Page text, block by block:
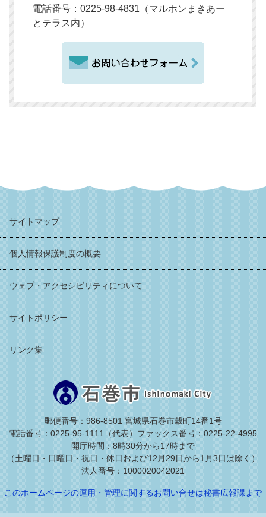
電話番号：0225-98-4831（マルホンまきあー
とテラス内）
サイトマップ
個人情報保護制度の概要
ウェブ・アクセシビリティについて
サイトポリシー
リンク集
郵便番号：986-8501 宮城県石巻市穀町14番1号
電話番号：0225-95-1111（代表） ファックス番号：0225-22-4995
開庁時間：8時30分から17時まで
（土曜日・日曜日・祝日・休日および12月29日から1月3日は除く）
法人番号：1000020042021
このホームページの運用・管理に関するお問い合せは秘書広報課まで